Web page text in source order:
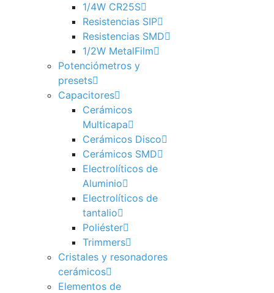
1/4W CR25S
Resistencias SIP
Resistencias SMD
1/2W MetalFilm
Potenciómetros y
presets
Capacitores
Cerámicos
Multicapa
Cerámicos Disco
Cerámicos SMD
Electrolíticos de
Aluminio
Electrolíticos de
tantalio
Poliéster
Trimmers
Cristales y resonadores
cerámicos
Elementos de